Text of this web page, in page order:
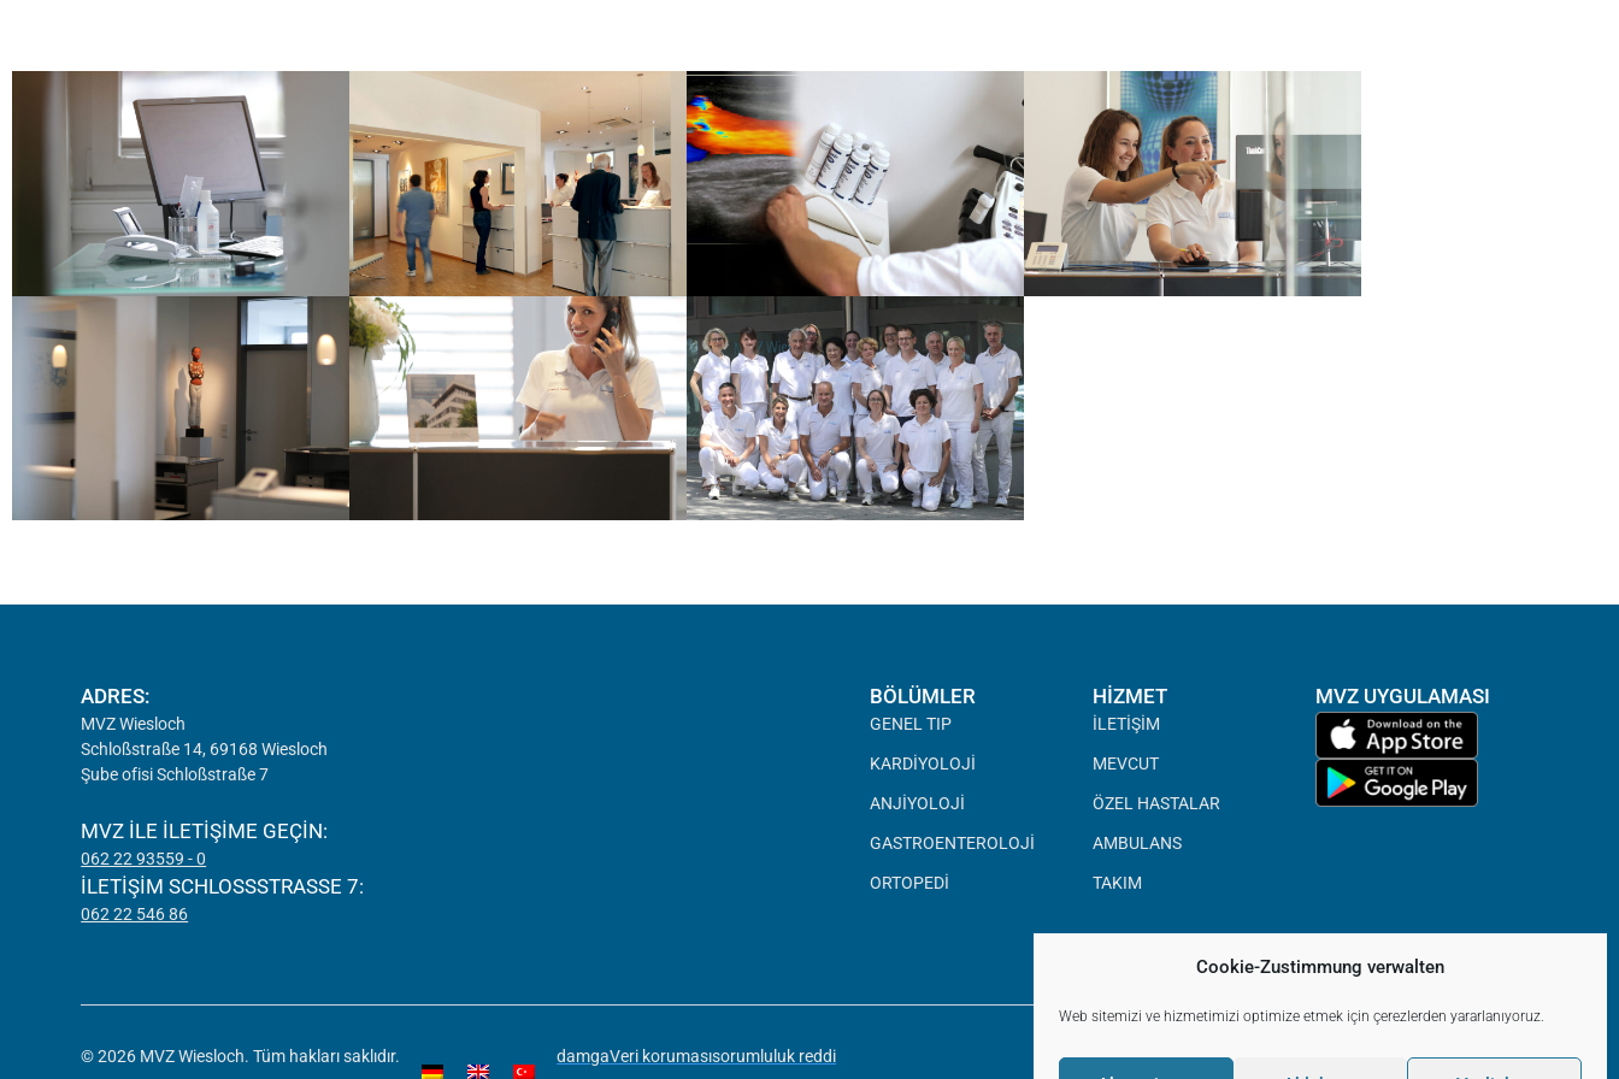
Cookie-Zustimmung verwalten
Web sitemizi ve hizmetimizi optimize etmek için çerezlerden yararlanıyoruz.
ADRES:
MVZ Wiesloch
Schloßstraße 14, 69168 Wiesloch
Şube ofisi Schloßstraße 7
MVZ ILE ILETIŞIME GEÇIN:
062 22 93559 - 0
İLETIŞIM SCHLOSSSTRASSE 7:
062 22 546 86
BÖLÜMLER
GENEL TIP
KARDIYOLOJI
ANJIYOLOJI
GASTROENTEROLOJI
ORTOPEDI
HIZMET
İLETIŞIM
MEVCUT
ÖZEL HASTALAR
AMBULANS
TAKIM
MVZ UYGULAMASI
© 2026 MVZ Wiesloch. Tüm hakları saklıdır. damgaVeri korumasısorumluluk reddi